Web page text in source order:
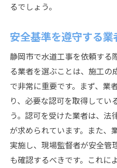
るでしょう。
安全基準を遵守する
静岡市で水道工事を依頼する
る業者を選ぶことは、施工の
で非常に重要です。まず、業
り、必要な認可を取得してい
う。認可を受けた業者は、法
が求められています。また、
実施し、現場監督者が安全管
も確認するべきです。これに